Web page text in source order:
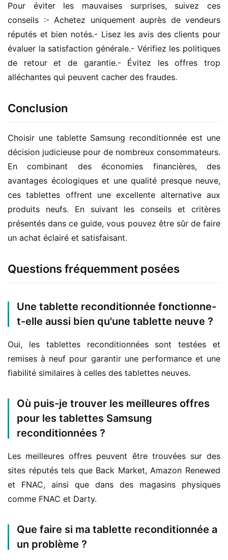
Pour éviter les mauvaises surprises, suivez ces
conseils :- Achetez uniquement auprès de vendeurs
réputés et bien notés.- Lisez les avis des clients pour
évaluer la satisfaction générale.- Vérifiez les politiques
de retour et de garantie.- Évitez les offres trop
alléchantes qui peuvent cacher des fraudes.
Conclusion
Choisir une tablette Samsung reconditionnée est une
décision judicieuse pour de nombreux consommateurs.
En combinant des économies financières, des
avantages écologiques et une qualité presque neuve,
ces tablettes offrent une excellente alternative aux
produits neufs. En suivant les conseils et critères
présentés dans ce guide, vous pouvez être sûr de faire
un achat éclairé et satisfaisant.
Questions fréquemment posées
Une tablette reconditionnée fonctionne-
t-elle aussi bien qu'une tablette neuve ?
Oui, les tablettes reconditionnées sont testées et
remises à neuf pour garantir une performance et une
fiabilité similaires à celles des tablettes neuves.
Où puis-je trouver les meilleures offres
pour les tablettes Samsung
reconditionnées ?
Les meilleures offres peuvent être trouvées sur des
sites réputés tels que Back Market, Amazon Renewed
et FNAC, ainsi que dans des magasins physiques
comme FNAC et Darty.
Que faire si ma tablette reconditionnée a
un problème ?